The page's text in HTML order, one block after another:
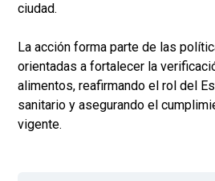
ciudad.
La acción forma parte de las
orientadas a fortalecer la
alimentos, reafirmando el rol del
sanitario y asegurando el
vigente.